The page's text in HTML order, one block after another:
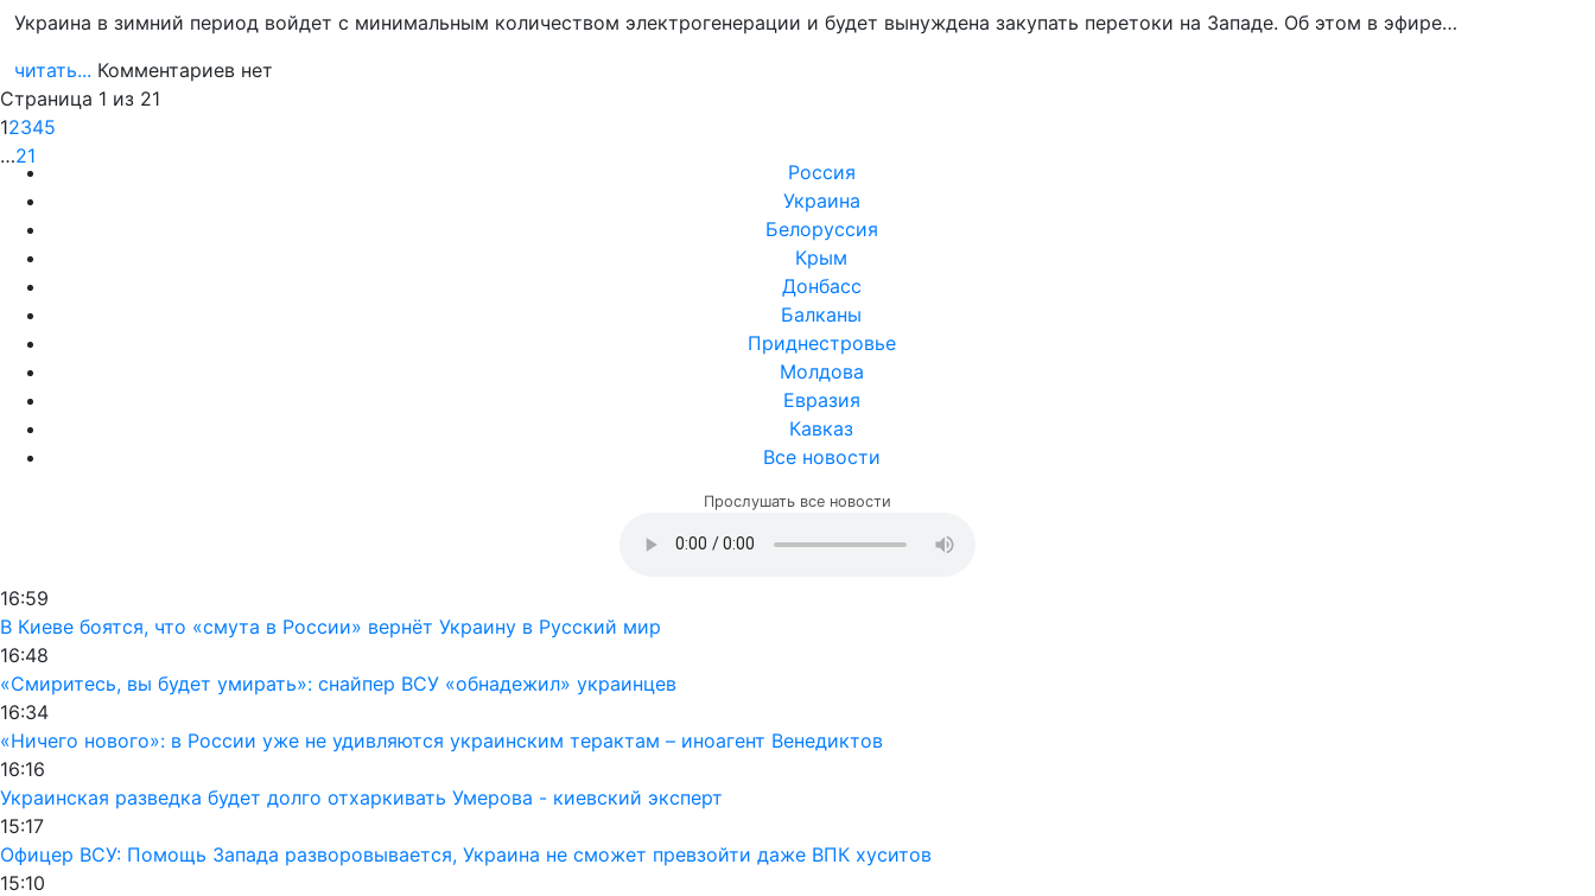
Украина в зимний период войдет с минимальным количеством электрогенерации и будет вынуждена закупать перетоки на Западе. Об этом в эфире…
читать... Комментариев нет
Страница 1 из 21
12345
…21
Россия
Украина
Белоруссия
Крым
Донбасс
Балканы
Приднестровье
Молдова
Евразия
Кавказ
Все новости
Прослушать все новости
16:59
В Киеве боятся, что «смута в России» вернёт Украину в Русский мир
16:48
«Смиритесь, вы будет умирать»: снайпер ВСУ «обнадежил» украинцев
16:34
«Ничего нового»: в России уже не удивляются украинским терактам – иноагент Венедиктов
16:16
Украинская разведка будет долго отхаркивать Умерова - киевский эксперт
15:17
Офицер ВСУ: Помощь Запада разворовывается, Украина не сможет превзойти даже ВПК хуситов
15:10